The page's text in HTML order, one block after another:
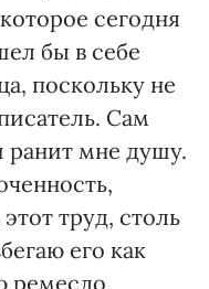
сегодня
бы в себе
поскольку не
Сам
ранит мне душу.
труд, столь
его как
ремесло,